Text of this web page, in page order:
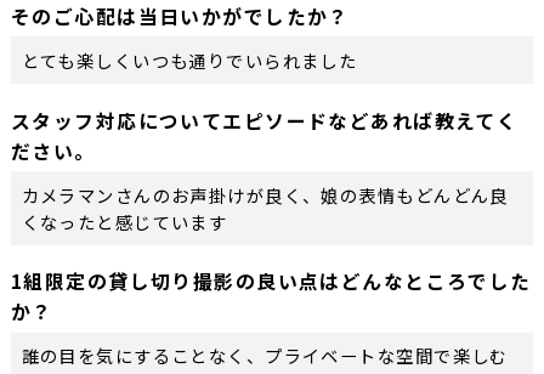
そのご心配は当日いかがでしたか？
とても楽しくいつも通りでいられました
スタッフ対応についてエピソードなどあれば教えてく
ださい。
カメラマンさんのお声掛けが良く、娘の表情もどんどん良
くなったと感じています
1組限定の貸し切り撮影の良い点はどんなところでした
か？
誰の目を気にすることなく、プライベートな空間で楽しむ